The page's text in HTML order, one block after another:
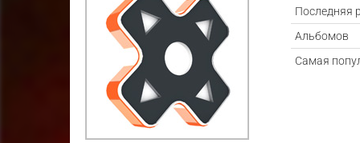
Последняя
Альбомов
Самая